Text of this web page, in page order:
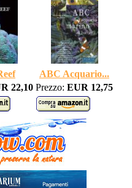
ABC Acquario...
22,10 Prezzo: EUR 12,75